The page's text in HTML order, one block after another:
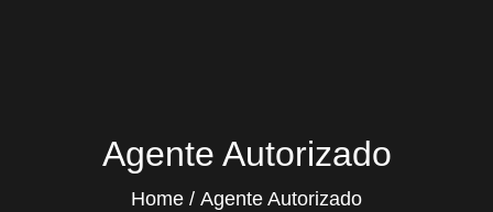
Agente Autorizado
Home Agente Autorizado